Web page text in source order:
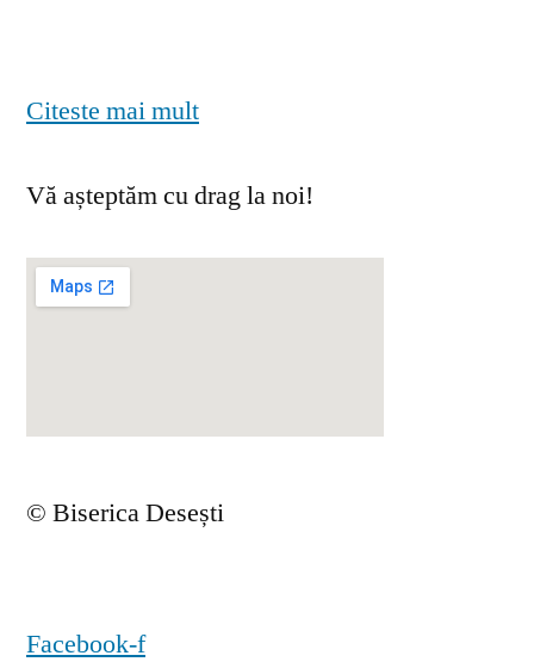
Citeste mai mult
Vă așteptăm cu drag la noi!
© Biserica Desești
Facebook-f